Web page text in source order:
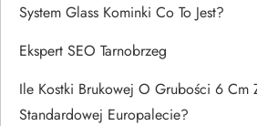
System Glass Kominki Co To Jest?
Ekspert SEO Tarnobrzeg
Ile Kostki Brukowej O Grubości 6 Cm
Standardowej Europalecie?